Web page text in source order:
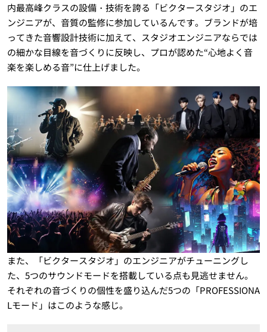
内最高峰クラスの設備・技術を誇る「ビクタースタジオ」のエ
ンジニアが、音質の監修に参加しているんです。ブランドが培
ってきた音響設計技術に加えて、スタジオエンジニアならでは
の細かな目線を音づくりに反映し、プロが認めた“心地よく音
楽を楽しめる音”に仕上げました。
また、「ビクタースタジオ」のエンジニアがチューニングし
た、5つのサウンドモードを搭載している点も見逃せません。
それぞれの音づくりの個性を盛り込んだ5つの「PROFESSIONA
Lモード」はこのような感じ。